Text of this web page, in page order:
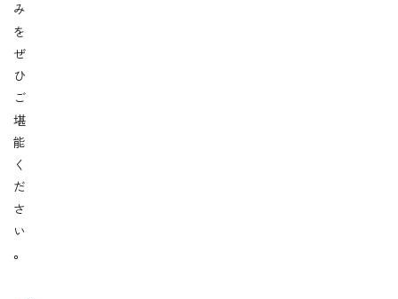
み
を
ぜ
ひ
ご
堪
能
く
だ
さ
い
。